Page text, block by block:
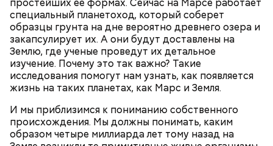
простейших ее формах. Сейчас на Марсе работает
специальный планетоход, который соберет
образцы грунта на дне вероятно древнего озера и
закапсулирует их. А они будут доставлены на
Землю, где ученые проведут их детальное
изучение. Почему это так важно? Такие
исследования помогут нам узнать, как появляется
жизнь на таких планетах, как Марс и Земля.
И мы приблизимся к пониманию собственного
происхождения. Мы должны понимать, каким
образом четыре миллиарда лет тому назад на
— Пришла команда, что случилась катастрофа.
Сказали, что наша очередь на выезд в Чернобыль
скоро подойдет. И вот с 14 июня я был там, —